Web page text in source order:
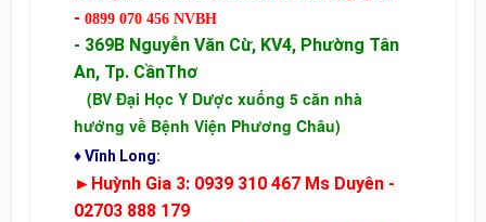
- 0899 070 456 NVBH
- 369B Nguyễn Văn Cừ, KV4, Phường Tân
An, Tp. CầnThơ
(BV Đại Học Y Dược xuống 5 căn nhà
hướng về Bệnh Viện Phương Châu)
♦ Vĩnh Long:
►Huỳnh Gia 3: 0939 310 467 Ms Duyên -
02703 888 179